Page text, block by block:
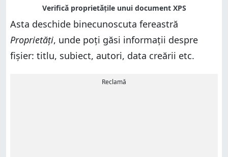
Asta deschide binecunoscuta fereastră
Proprietăți, unde poți găsi informații despre
fișier: titlu, subiect, autori, data creării etc.
Reclamă